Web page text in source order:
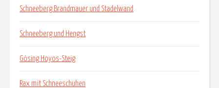
Schneeberg Brandmauer und Stadelwand
Schneeberg und Hengst
Gösing Hoyos-Steig
Rax mit Schneeschuhen